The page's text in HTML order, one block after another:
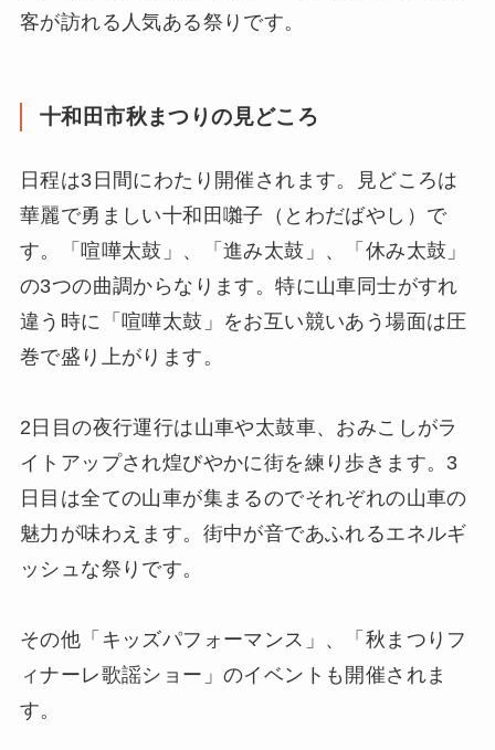
客が訪れる人気ある祭りです。
十和田市秋まつりの見どころ
日程は3日間にわたり開催されます。見どころは
華麗で勇ましい十和田囃子（とわだばやし）で
す。「喧嘩太鼓」、「進み太鼓」、「休み太鼓」
の3つの曲調からなります。特に山車同士がすれ
違う時に「喧嘩太鼓」をお互い競いあう場面は圧
巻で盛り上がります。
2日目の夜行運行は山車や太鼓車、おみこしがラ
イトアップされ煌びやかに街を練り歩きます。3
日目は全ての山車が集まるのでそれぞれの山車の
魅力が味わえます。街中が音であふれるエネルギ
ッシュな祭りです。
その他「キッズパフォーマンス」、「秋まつりフ
ィナーレ歌謡ショー」のイベントも開催されま
す。